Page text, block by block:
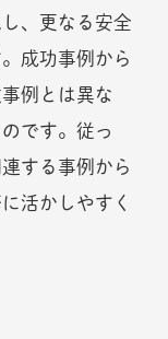
、更なる安全
成功事例から
例とは異な
です。従っ
する事例から
活かしやすく